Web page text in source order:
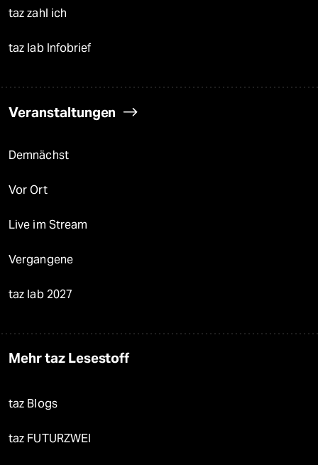
taz zahl ich
taz lab Infobrief
Veranstaltungen
Demnächst
Vor Ort
Live im Stream
Vergangene
taz lab 2027
Mehr taz Lesestoff
taz Blogs
taz FUTURZWEI